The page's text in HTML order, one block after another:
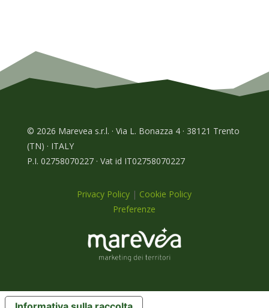
© 2026 Marevea s.r.l. · Via L. Bonazza 4 · 38121 Trento
(TN) · ITALY
P.I. 02758070227 · Vat id IT02758070227
Privacy Policy | Cookie Policy
Preferenze